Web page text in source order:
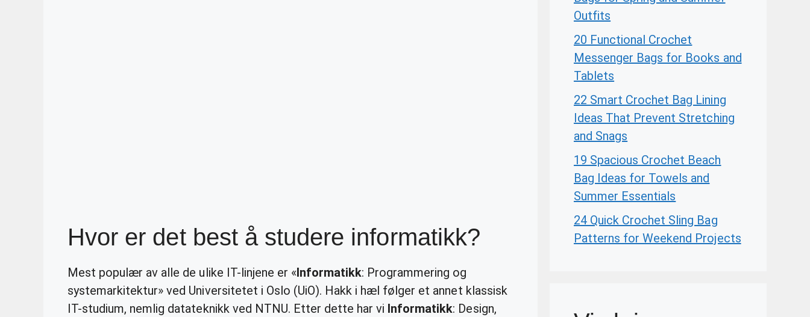
Hvor er det best å studere informatikk?
Mest populær av alle de ulike IT-linjene er «Informatikk: Programmering og
systemarkitektur» ved Universitetet i Oslo (UiO). Hakk i hæl følger et annet klassisk
IT-studium, nemlig datateknikk ved NTNU. Etter dette har vi Informatikk: Design,
Outfits
20 Functional Crochet
Messenger Bags for Books and
Tablets
22 Smart Crochet Bag Lining
Ideas That Prevent Stretching
and Snags
19 Spacious Crochet Beach
Bag Ideas for Towels and
Summer Essentials
24 Quick Crochet Sling Bag
Patterns for Weekend Projects